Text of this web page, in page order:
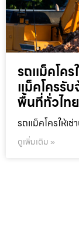
รถแม็คโคร
แม็คโครรับ
พื้นที่ทั่วไท
รถแม็คโครให้เ
ดูเพิ่มเติม »